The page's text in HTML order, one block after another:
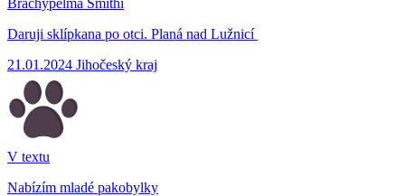
Daruji sklípkana po otci. Planá nad Lužnicí
21.01.2024 Jihočeský kraj
V textu
Nabízím mladé pakobylky